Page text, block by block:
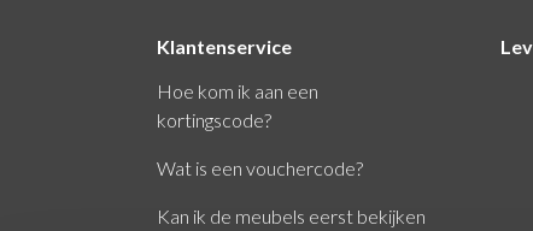
Klantenservice
Hoe kom ik aan een
kortingscode?
Wat is een vouchercode?
Kan ik de meubels eerst bekijken